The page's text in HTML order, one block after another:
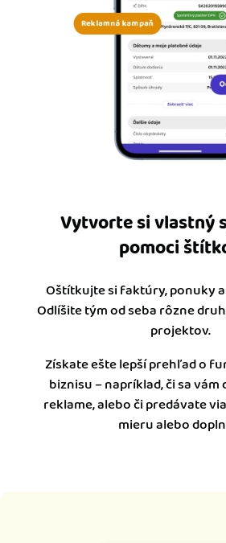
Vytvorte si vlastný
pomoci
Oštítkujte si faktúry, ponuky
Odlíšite tým od seba rôzne
projektov.
Získate ešte lepší prehľad o
biznisu – napríklad, či sa vám
reklame, alebo či predávate
mieru alebo